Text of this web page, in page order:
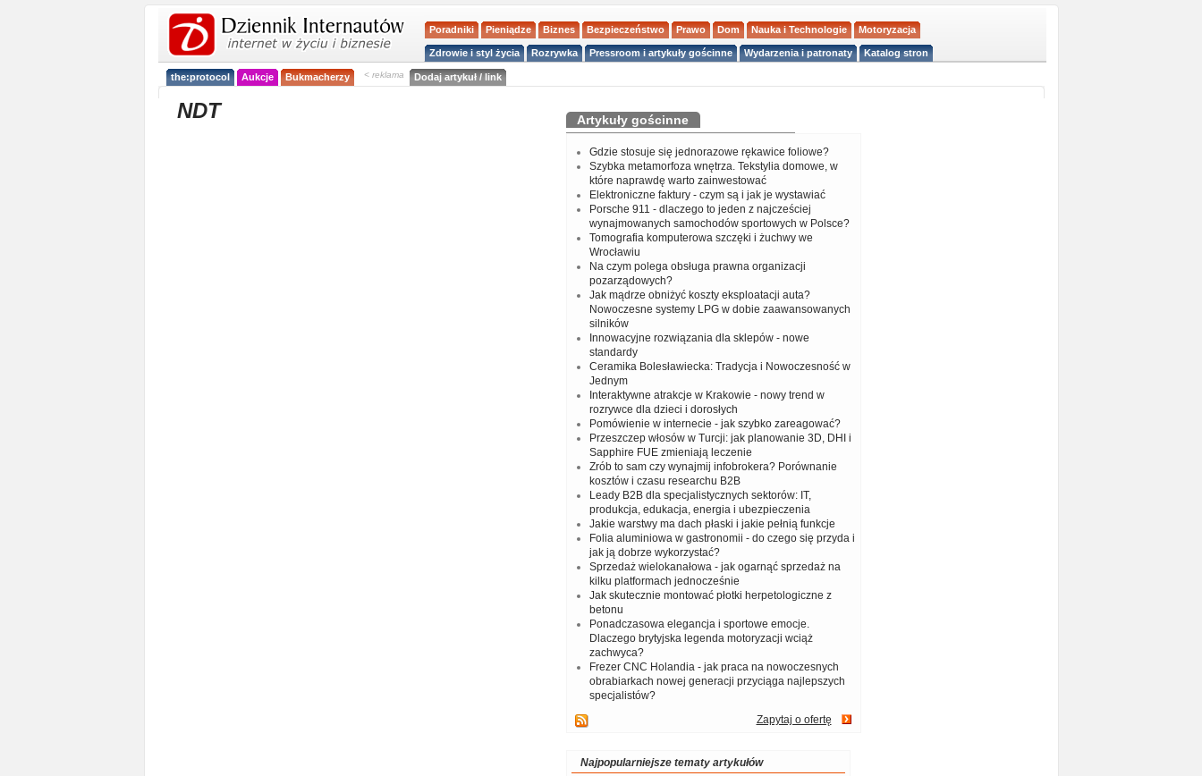
Poradniki Pieniądze Biznes Bezpieczeństwo Prawo Dom Nauka i Technologie Motoryzacja
Zdrowie i styl życia Rozrywka Pressroom i artykuły gościnne Wydarzenia i patronaty Katalog stron
the:protocol Aukcje Bukmacherzy < reklama Dodaj artykuł / link
NDT Artykuły gościnne
Gdzie stosuje się jednorazowe rękawice foliowe?
Szybka metamorfoza wnętrza. Tekstylia domowe, w
które naprawdę warto zainwestować
Elektroniczne faktury - czym są i jak je wystawiać
Porsche 911 - dlaczego to jeden z najcześciej
wynajmowanych samochodów sportowych w Polsce?
Tomografia komputerowa szczęki i żuchwy we
Wrocławiu
Na czym polega obsługa prawna organizacji
pozarządowych?
Jak mądrze obniżyć koszty eksploatacji auta?
Nowoczesne systemy LPG w dobie zaawansowanych
silników
Innowacyjne rozwiązania dla sklepów - nowe
standardy
Ceramika Bolesławiecka: Tradycja i Nowoczesność w
Jednym
Interaktywne atrakcje w Krakowie - nowy trend w
rozrywce dla dzieci i dorosłych
Pomówienie w internecie - jak szybko zareagować?
Przeszczep włosów w Turcji: jak planowanie 3D, DHI i
Sapphire FUE zmieniają leczenie
Zrób to sam czy wynajmij infobrokera? Porównanie
kosztów i czasu researchu B2B
Leady B2B dla specjalistycznych sektorów: IT,
produkcja, edukacja, energia i ubezpieczenia
Jakie warstwy ma dach płaski i jakie pełnią funkcje
Folia aluminiowa w gastronomii - do czego się przyda i
jak ją dobrze wykorzystać?
Sprzedaż wielokanałowa - jak ogarnąć sprzedaż na
kilku platformach jednocześnie
Jak skutecznie montować płotki herpetologiczne z
betonu
Ponadczasowa elegancja i sportowe emocje.
Dlaczego brytyjska legenda motoryzacji wciąż
zachwyca?
Frezer CNC Holandia - jak praca na nowoczesnych
obrabiarkach nowej generacji przyciąga najlepszych
specjalistów?
Zapytaj o ofertę
Najpopularniejsze tematy artykułów